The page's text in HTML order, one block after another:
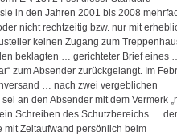
in den Jahren 2001 bis 2008
nicht rechtzeitig bzw. nur mit
keinen Zugang zum
beklagten … gerichteter Brief eines …
zum Absender zurückgelangt. Im
… nach zwei vergeblichen
an den Absender mit dem Vermerk
Schreiben des Schutzbereichs …
mit Zeitaufwand persönlich beim